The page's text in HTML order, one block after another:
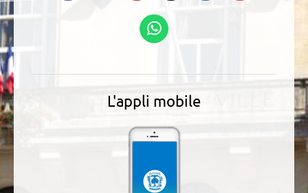
L'appli mobile